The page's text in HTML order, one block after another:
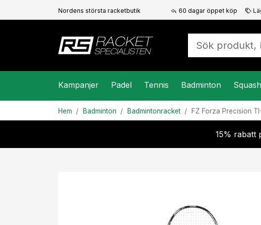
Nordens största racketbutik 60 dagar öppet köp
Kampanjer Padel Tennis Badminton Squash
Hem Badminton Badmintonracket FZ Forza Precision
15% rabatt